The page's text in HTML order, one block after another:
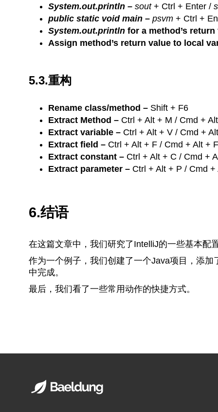
System.out.println – sout+ Ctrl + Enter /
public static void main – psvm+ Ctrl +
System.out.printlnfor a method’s return
Assign method’s return value to local
5.3.重构
Rename class/method –Shift + F6
Extract Method –Ctrl + Alt + M / Cmd +
Extract variable –Ctrl + Alt + V / Cmd +
Extract field –Ctrl + Alt + F / Cmd + Alt + F
Extract constant –Ctrl + Alt + C / Cmd +
Extract parameter –Ctrl + Alt + P / Cmd +
6.结语
在这篇文章中，我们研究了IntelliJ的一些基本配
作为一个例子，我们创建了一个Java项目，添
中完成。
最后，我们看了一些常用动作的快捷方式。